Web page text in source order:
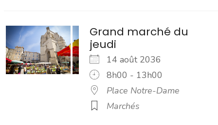
Grand marché du
jeudi
14 août 2036
8h00 - 13h00
Place Notre-Dame
Marchés